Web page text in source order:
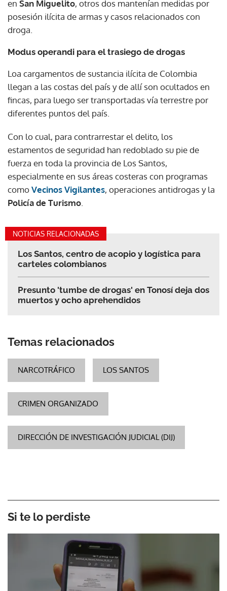
en San Miguelito, otros dos mantenían medidas por
posesión ilícita de armas y casos relacionados con
droga.
Modus operandi para el trasiego de drogas
Loa cargamentos de sustancia ilícita de Colombia
llegan a las costas del país y de allí son ocultados en
fincas, para luego ser transportadas vía terrestre por
diferentes puntos del país.
Con lo cual, para contrarrestar el delito, los
estamentos de seguridad han redoblado su pie de
fuerza en toda la provincia de Los Santos,
especialmente en sus áreas costeras con programas
comoVecinos Vigilantes, operaciones antidrogas y la
Policía de Turismo.
NOTICIAS RELACIONADAS
Los Santos, centro de acopio y logística para
carteles colombianos
Presunto 'tumbe de drogas' en Tonosí deja dos
muertos y ocho aprehendidos
Temas relacionados
NARCOTRÁFICO LOS SANTOS
CRIMEN ORGANIZADO
DIRECCIÓN DE INVESTIGACIÓN JUDICIAL (DIJ)
Si te lo perdiste